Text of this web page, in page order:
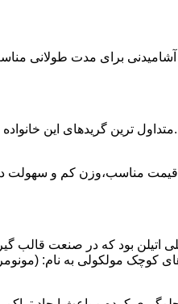
آشامیدنی برای مدت طولانی
می شود و مقدار 85 درصد بازار این صنعت را در اختیار
مناسب،وزن کم و سهولت
اتیلن سبک نخستین عضو خانواده پلی اتیلن بود که
کوچک مولکولی به نام: